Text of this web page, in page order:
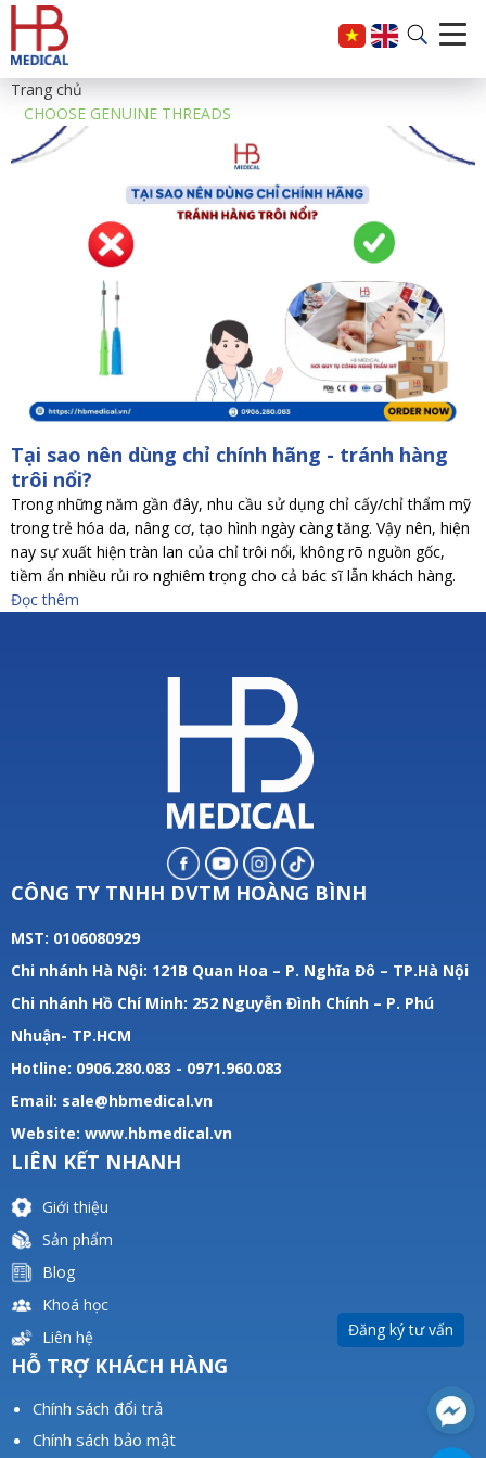
Trang chủ
CHOOSE GENUINE THREADS
Tại sao nên dùng chỉ chính hãng - tránh hàng
trôi nổi?
Trong những năm gần đây, nhu cầu sử dụng chỉ cấy/chỉ thẩm mỹ
trong trẻ hóa da, nâng cơ, tạo hình ngày càng tăng. Vậy nên, hiện
nay sự xuất hiện tràn lan của chỉ trôi nổi, không rõ nguồn gốc,
tiềm ẩn nhiều rủi ro nghiêm trọng cho cả bác sĩ lẫn khách hàng.
Đọc thêm
Đăng ký tư vấn
CÔNG TY TNHH DVTM HOÀNG BÌNH
MST: 0106080929
Chi nhánh Hà Nội: 121B Quan Hoa – P. Nghĩa Đô – TP.Hà Nội
Chi nhánh Hồ Chí Minh: 252 Nguyễn Đình Chính – P. Phú
Nhuận- TP.HCM
Hotline: 0906.280.083 - 0971.960.083
Email: sale@hbmedical.vn
Website: www.hbmedical.vn
LIÊN KẾT NHANH
Giới thiệu
Sản phẩm
Blog
Khoá học
Liên hệ
HỖ TRỢ KHÁCH HÀNG
Chính sách đổi trả
Chính sách bảo mật